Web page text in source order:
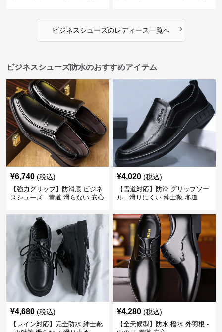
ビジネスシューズのレディース一覧へ ›
ビジネスシューズ防水のおすすめアイテム
¥6,740 (税込)
【強力グリップ】防滑底 ビジネ
スシューズ - 雪道 滑らない 安心
¥4,020 (税込)
【雪道対応】防滑 グリップソー
ル - 滑りにくい 紳士靴 冬道
¥4,680 (税込)
【レイン対応】完全防水 紳士靴
¥4,280 (税込)
【全天候型】防水 撥水 外羽根 -